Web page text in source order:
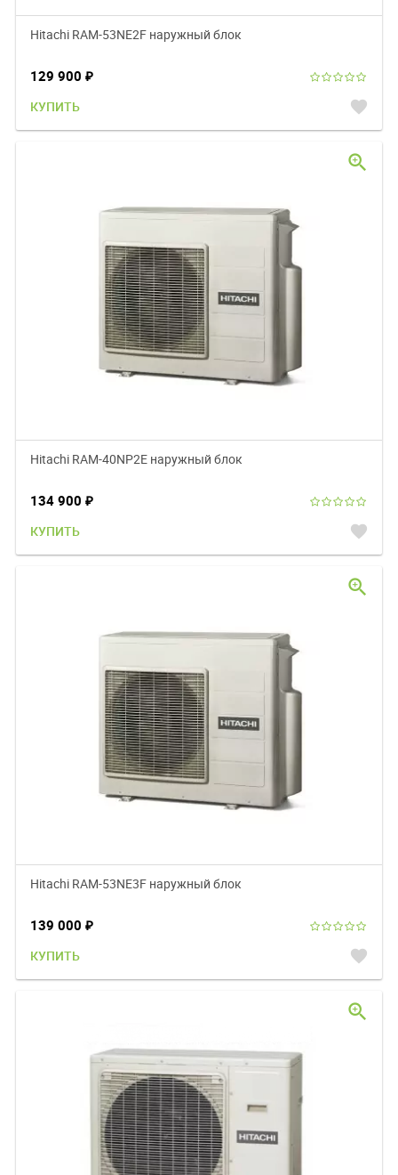
Hitachi RAM-53NE2F наружный блок
129 900 ₽
КУПИТЬ favorite
Hitachi RAM-40NP2E наружный блок
134 900 ₽
КУПИТЬ favorite
zoom_in
Hitachi RAM-53NE3F наружный блок
139 000 ₽
КУПИТЬ favorite
zoom_in
zoom_in